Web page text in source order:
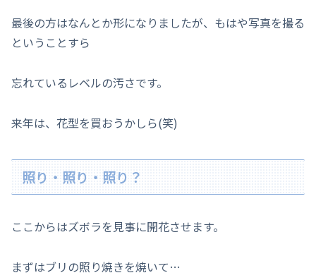
最後の方はなんとか形になりましたが、もはや写真を撮る
ということすら
忘れているレベルの汚さです。
来年は、花型を買おうかしら(笑)
照り・照り・照り？
ここからはズボラを見事に開花させます。
まずはブリの照り焼きを焼いて…